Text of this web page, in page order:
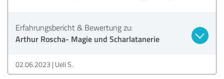
Erfahrungsbericht & Bewertung zu:
Arthur Roscha- Magie und Scharlatanerie
02.06.2023 Ueli S.